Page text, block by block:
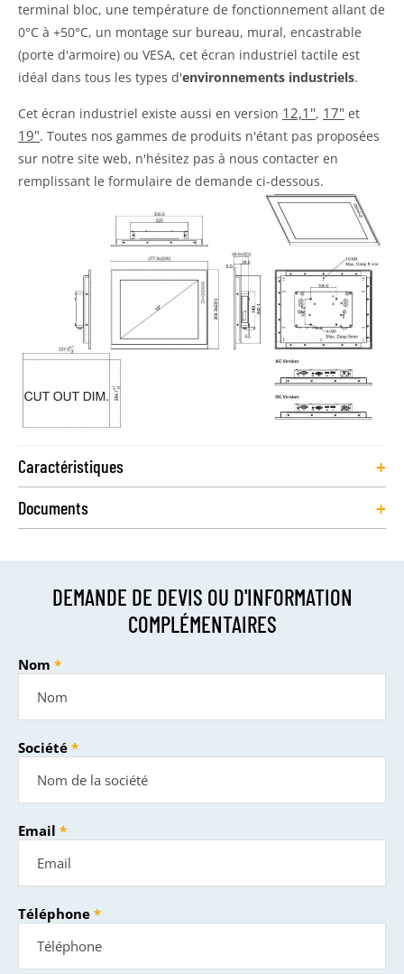
terminal bloc, une température de fonctionnement allant de
0°C à +50°C, un montage sur bureau, mural, encastrable
(porte d'armoire) ou VESA, cet écran industriel tactile est
idéal dans tous les types d'environnements industriels.
Cet écran industriel existe aussi en version 12,1", 17" et
19". Toutes nos gammes de produits n'étant pas proposées
sur notre site web, n'hésitez pas à nous contacter en
remplissant le formulaire de demande ci-dessous.
Caractéristiques +
Documents +
DEMANDE DE DEVIS OU D'INFORMATION
COMPLÉMENTAIRES
Nom
Société
Email
Téléphone